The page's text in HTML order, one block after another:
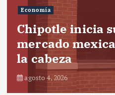
Economía
Chipotle inicia
mercado
la cabeza
agosto 4, 2026